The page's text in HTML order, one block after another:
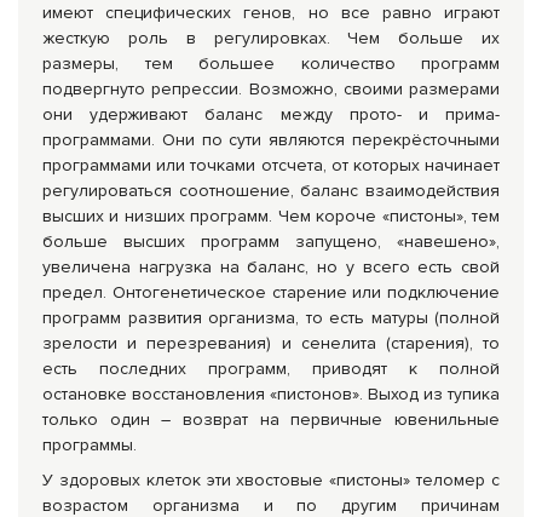
имеют специфических генов, но все равно играют
жесткую роль в регулировках. Чем больше их
размеры, тем большее количество программ
подвергнуто репрессии. Возможно, своими размерами
они удерживают баланс между прото- и прима-
программами. Они по сути являются перекрёсточными
программами или точками отсчета, от которых начинает
регулироваться соотношение, баланс взаимодействия
высших и низших программ. Чем короче «пистоны», тем
больше высших программ запущено, «навешено»,
увеличена нагрузка на баланс, но у всего есть свой
предел. Онтогенетическое старение или подключение
программ развития организма, то есть матуры (полной
зрелости и перезревания) и сенелита (старения), то
есть последних программ, приводят к полной
остановке восстановления «пистонов». Выход из тупика
только один – возврат на первичные ювенильные
программы.
У здоровых клеток эти хвостовые «пистоны» теломер с
возрастом организма и по другим причинам